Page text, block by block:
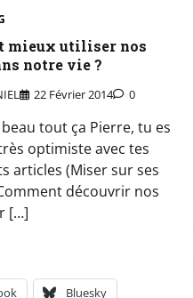
mieux utiliser nos
notre vie ?
22 Février 2014 0
beau tout ça Pierre, tu es
optimiste avec tes
articles (Miser sur ses
découvrir nos
[…]
Bluesky